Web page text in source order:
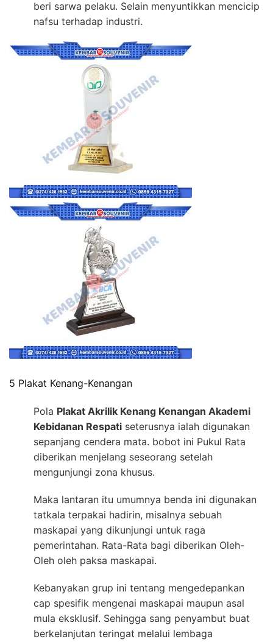
beri sarwa pelaku. Selain menyuntikkan mencicip
nafsu terhadap industri.
5 Plakat Kenang-Kenangan
Pola Plakat Akrilik Kenang Kenangan Akademi
Kebidanan Respati seterusnya ialah digunakan
sepanjang cendera mata. bobot ini Pukul Rata
diberikan menjelang seseorang setelah
mengunjungi zona khusus.
Maka lantaran itu umumnya benda ini digunakan
tatkala terpakai hadirin, misalnya sebuah
maskapai yang dikunjungi untuk raga
pemerintahan. Rata-Rata bagi diberikan Oleh-
Oleh oleh paksa maskapai.
Kebanyakan grup ini tentang mengedepankan
cap spesifik mengenai maskapai maupun asal
mula eksklusif. Sehingga sang penyambut buat
berkelanjutan teringat melalui lembaga